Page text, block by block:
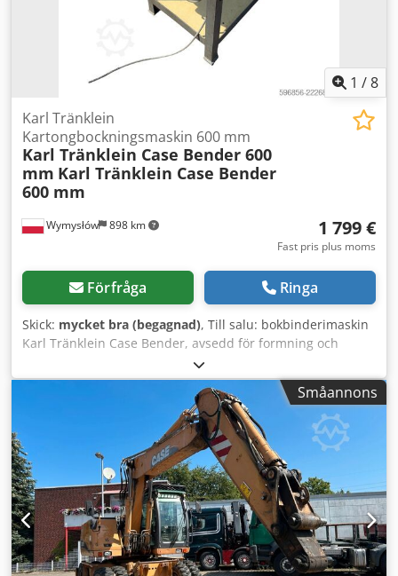
1 /8
Wymysłów 898 km
Karl Tränklein
Kartongbockningsmaskin 600 mm
Karl Tränklein Case Bender 600
mm Karl Tränklein Case Bender
600 mm
1 799 €
Fast pris plus moms
Förfråga Ringa
Skick: mycket bra (begagnad), Till salu: bokbinderimaskin
Karl Tränklein Case Bender, avsedd för formning och
bockning av bokryggar för inbundna böcker. Enheten ger
omslagen rätt radie för att passa perfekt till bokblocket.
Maskinen är utrustad med justerbara valsar för att
anpassas till olika tjocklekar på omslagen. Den robusta
gjutjärnskonstruktionen säkerställer hög precision och
långvarig hållbarhet. Tekniska data: Tillverkare: Karl
Tränklein Typ: Case Bender / ryggformningsmaskin Crjdpfx
Agoziwnbexof Arbetsbredd: ca 600 mm Justerbart valstryck
Stabil gjutjärnskonstruktion Elektrisk drift Arbetsbord
Skick: begagnad Användningsområden: produktion av
inbundna böcker, bokbinderier, tryckerier, grafiska företag,
produktion av album, kataloger och omslag.
Småannons